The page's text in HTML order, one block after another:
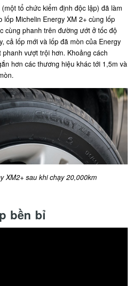
tổ chức kiểm định độc lập) đã làm
lốp Michelin Energy XM 2+ cùng lốp
cùng phanh trên đường ướt ở tốc độ
cả lốp mới và lốp đã mòn của Energy
vượt trội hơn. Khoảng cách
hơn các thương hiệu khác tới 1,5m và
XM2+ sau khi chạy 20,000km
bền bỉ